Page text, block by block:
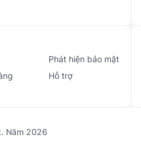
Phát hiện bảo mật
Hỗ trợ
Năm 2026